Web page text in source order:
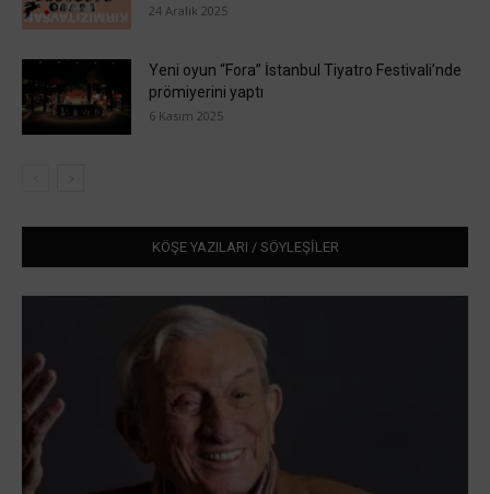
24 Aralık 2025
Yeni oyun “Fora” İstanbul Tiyatro Festivali’nde
prömiyerini yaptı
6 Kasım 2025
KÖŞE YAZILARI / SÖYLEŞİLER